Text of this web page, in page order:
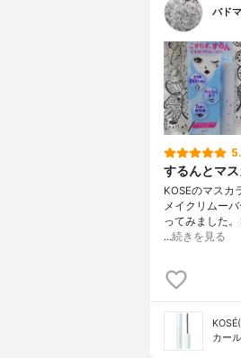
バド
するんとマス
KOSEのマスカ
メイクリムー
ってみました
…続きを見る
カー